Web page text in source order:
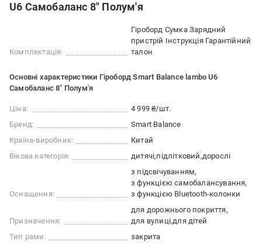
U6 Самобаланс 8" Полум'я
Комплектація:
Гіроборд Сумка Зарядний
пристрій Інструкція Гарантійний
талон
Основні характеристики Гіроборд Smart Balance lambo U6
Самобаланс 8" Полум'я
Ціна:
4 999 ₴/шт.
Бренд:
Smart Balance
Країна-виробник:
Китай
Вікова категорія:
дитячі підлітковий дорослі
Оснащення:
з підсвічуванням
з функцією самобалансування
з функцією Bluetooth-колонки
Призначення:
для дорожнього покриття
для вулиці для дітей
Тип рами:
закрита